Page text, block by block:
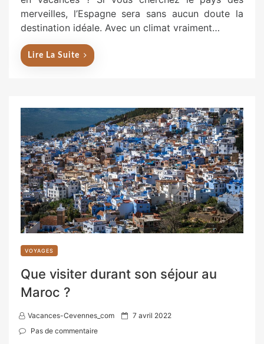
e
d
o
merveilles, l’Espagne sera sans aucun doute la
destination idéale. Avec un climat vraiment…
Lire La Suite
VOYAGES
Que visiter durant son séjour au
Maroc ?
Vacances-Cevennes_com
P 7 avril 2022
Pas de commentaire